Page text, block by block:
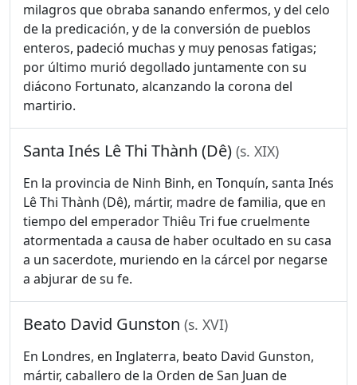
milagros que obraba sanando enfermos, y del celo
de la predicación, y de la conversión de pueblos
enteros, padeció muchas y muy penosas fatigas;
por último murió degollado juntamente con su
diácono Fortunato, alcanzando la corona del
martirio.
Santa Inés Lê Thi Thành (Dê) (s. XIX)
En la provincia de Ninh Binh, en Tonquín, santa Inés
Lê Thi Thành (Dê), mártir, madre de familia, que en
tiempo del emperador Thiêu Tri fue cruelmente
atormentada a causa de haber ocultado en su casa
a un sacerdote, muriendo en la cárcel por negarse
a abjurar de su fe.
Beato David Gunston (s. XVI)
En Londres, en Inglaterra, beato David Gunston,
mártir, caballero de la Orden de San Juan de